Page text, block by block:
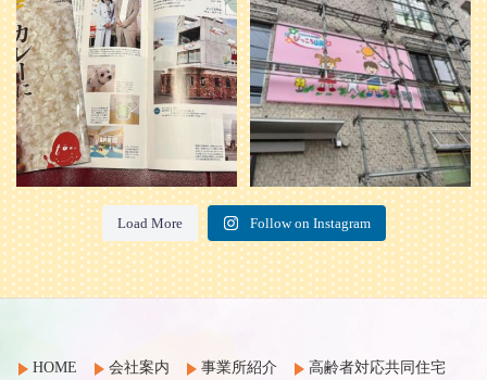
28 1
皆さんお楽しみに〜
...
26 0
Load More Follow on Instagram
HOME 会社案内 事業所紹介 高齢者対応共同住宅